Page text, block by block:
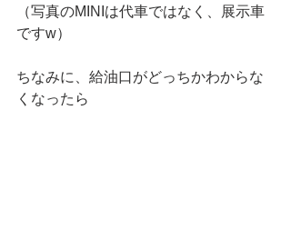
（写真のMINIは代車ではなく、展示車
ですw）
ちなみに、給油口がどっちかわからな
くなったら